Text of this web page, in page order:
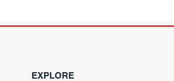
EXPLORE